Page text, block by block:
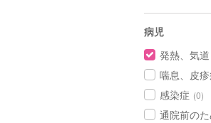
病児
発熱、気
喘息、皮
感染症 (0)
通院前の